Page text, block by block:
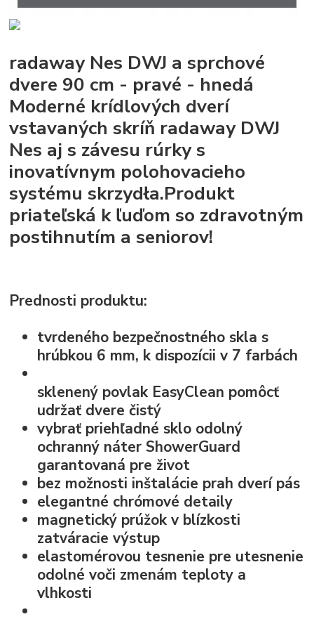
radaway Nes DWJ a sprchové
dvere 90 cm - pravé - hnedá
Moderné krídlových dverí
vstavaných skríň radaway DWJ
Nes aj s závesu rúrky s
inovatívnym polohovacieho
systému skrzydła.Produkt
priateľská k ľuďom so zdravotným
postihnutím a seniorov!
Prednosti produktu:
tvrdeného bezpečnostného skla s
hrúbkou 6 mm, k dispozícii v 7 farbách
sklenený povlak EasyClean pomôcť
udržať dvere čistý
vybrať priehľadné sklo odolný
ochranný náter ShowerGuard
garantovaná pre život
bez možnosti inštalácie prah dverí pás
elegantné chrómové detaily
magnetický prúžok v blízkosti
zatváracie výstup
elastomérovou tesnenie pre utesnenie
odolné voči zmenám teploty a
vlhkosti